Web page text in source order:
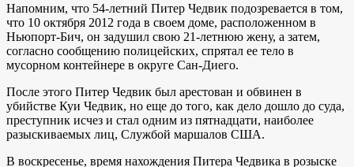
Напомним, что 54-летний Питер Чедвик подозревается в том,
что 10 октября 2012 года в своем доме, расположенном в
Ньюпорт-Бич, он задушил свою 21-летнюю жену, а затем,
согласно сообщению полицейских, спрятал ее тело в
мусорном контейнере в округе Сан-Диего.
После этого Питер Чедвик был арестован и обвинен в
убийстве Куи Чедвик, но еще до того, как дело дошло до суда,
преступник исчез и стал одним из пятнадцати, наиболее
разыскиваемых лиц, Службой маршалов США.
В воскресенье, время нахождения Питера Чедвика в розыске